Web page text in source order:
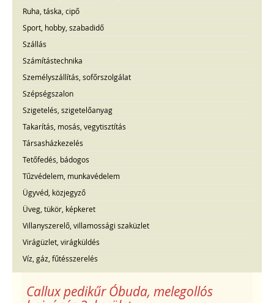
Ruha, táska, cipő
Sport, hobby, szabadidő
Szállás
Számítástechnika
Személyszállítás, sofőrszolgálat
Szépségszalon
Szigetelés, szigetelőanyag
Takarítás, mosás, vegytisztítás
Társasházkezelés
Tetőfedés, bádogos
Tűzvédelem, munkavédelem
Ügyvéd, közjegyző
Üveg, tükör, képkeret
Villanyszerelő, villamossági szaküzlet
Virágüzlet, virágküldés
Víz, gáz, fűtésszerelés
Callux pedikűr Óbuda, melegollós